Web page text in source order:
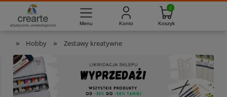
» Hobby » Zestawy kreatywne
Masz pytania? 733-012-789 Pon. - Pt. 8:00 - 16:00